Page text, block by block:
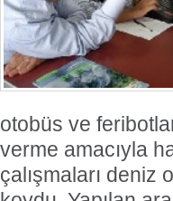
otobüs ve
verme amacıyla
çalışmaları deniz